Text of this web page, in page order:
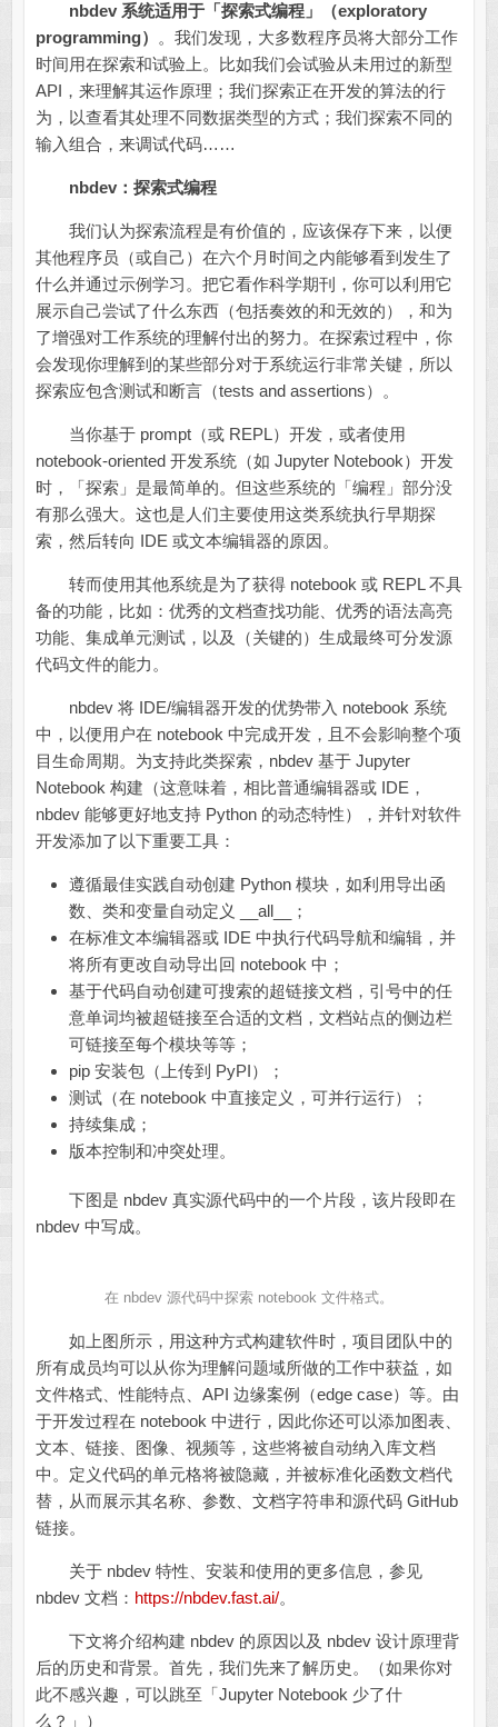
nbdev 系统适用于「探索式编程」（exploratory
programming）
。我们发现，大多数程序员将大部分工作
时间用在探索和试验上。比如我们会试验从未用过的新型
API，来理解其运作原理；我们探索正在开发的算法的行
为，以查看其处理不同数据类型的方式；我们探索不同的
输入组合，来调试代码……
nbdev： 探索式编程
我们认为探索流程是有价值的，应该保存下来，以便
其他程序员（或自己）在六个月时间之内能够看到发生了
什么并通过示例学习。把它看作科学期刊，你可以利用它
展示自己尝试了什么东西（包括奏效的和无效的），和为
了增强对工作系统的理解付出的努力。在探索过程中，你
会发现你理解到的某些部分对于系统运行非常关键，所以
探索应包含测试和断言（tests and assertions）。
当你基于 prompt（或 REPL）开发，或者使用
notebook-oriented 开发系统（如 Jupyter Notebook）开发
时，「探索」是最简单的。但这些系统的「编程」部分没
有那么强大。这也是人们主要使用这类系统执行早期探
索，然后转向 IDE 或文本编辑器的原因。
转而使用其他系统是为了获得 notebook 或 REPL 不具
备的功能，比如：优秀的文档查找功能、优秀的语法高亮
功能、集成单元测试，以及（关键的）生成最终可分发源
代码文件的能力。
nbdev 将 IDE/编辑器开发的优势带入 notebook 系统
中，以便用户在 notebook 中完成开发，且不会影响整个项
目生命周期。为支持此类探索，nbdev 基于 Jupyter
Notebook 构建（这意味着，相比普通编辑器或 IDE，
nbdev 能够更好地支持 Python 的动态特性），并针对软件
开发添加了以下重要工具：
遵循最佳实践自动创建 Python 模块，如利用导出函
数、类和变量自动定义 __all__；
在标准文本编辑器或 IDE 中执行代码导航和编辑，并
将所有更改自动导出回 notebook 中；
基于代码自动创建可搜索的超链接文档，引号中的任
意单词均被超链接至合适的文档，文档站点的侧边栏
可链接至每个模块等等；
pip 安装包（上传到 PyPI）；
测试（在 notebook 中直接定义，可并行运行）；
持续集成；
版本控制和冲突处理。
下图是 nbdev 真实源代码中的一个片段，该片段即在
nbdev 中写成。
在 nbdev 源代码中探索 notebook 文件格式。
如上图所示，用这种方式构建软件时，项目团队中的
所有成员均可以从你为理解问题域所做的工作中获益，如
文件格式、性能特点、API 边缘案例（edge case）等。由
于开发过程在 notebook 中进行，因此你还可以添加图表、
文本、链接、图像、视频等，这些将被自动纳入库文档
中。定义代码的单元格将被隐藏，并被标准化函数文档代
替，从而展示其名称、参数、文档字符串和源代码 GitHub
链接。
关于 nbdev 特性、安装和使用的更多信息，参见
nbdev 文档： https://nbdev.fast.ai/。
下文将介绍构建 nbdev 的原因以及 nbdev 设计原理背
后的历史和背景。首先，我们先来了解历史。（如果你对
此不感兴趣，可以跳至「Jupyter Notebook 少了什
么？」）